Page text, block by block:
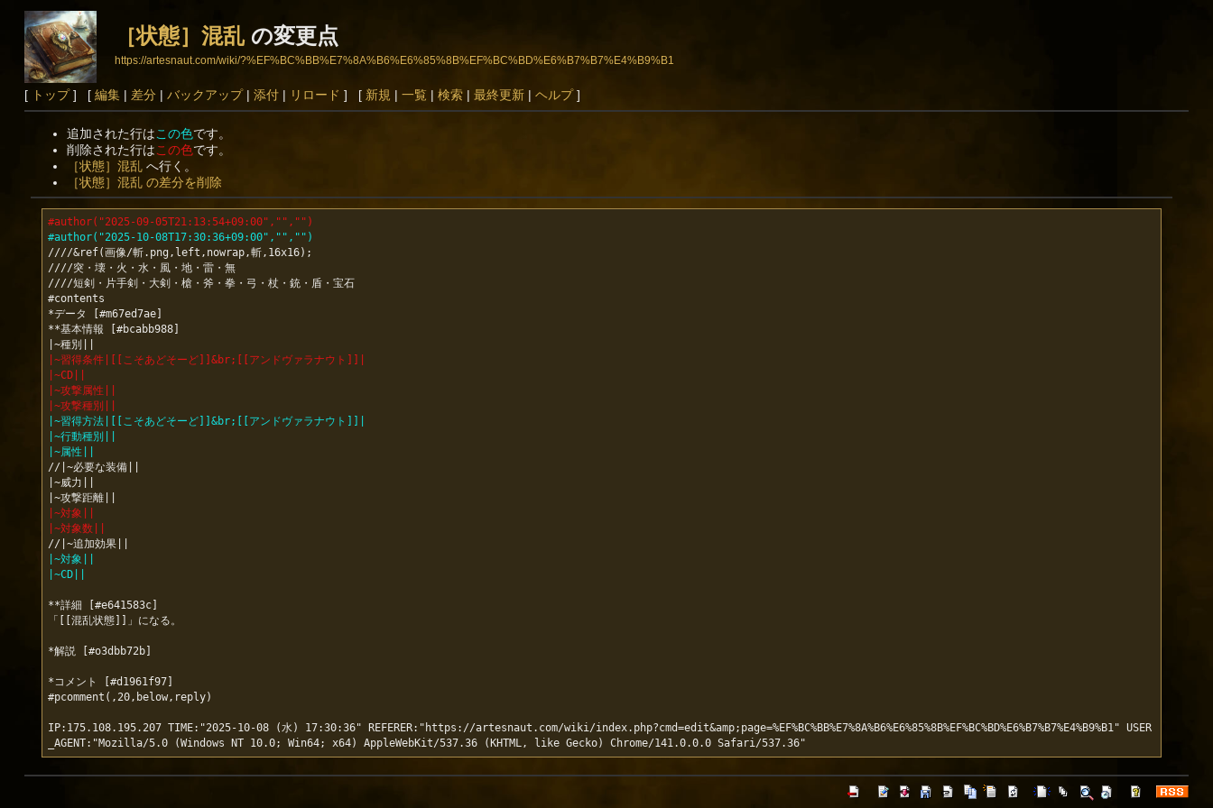
［状態］混乱の変更点
https://artesnaut.com/wiki/?%EF%BC%BB%E7%8A%B6%E6%85%8B%EF%BC%BD%E6%B7%B7%E4%B9%B1
[ トップ] [ 編集| 差分| バックアップ| 添付| リロード ] [ 新規 | 一覧 | 検索| 最終更新| ヘルプ]
追加された行はこの色です。
削除された行はこの色です。
［状態］混乱 へ行く。
［状態］混乱 の差分を削除
#author("2025-09-05T21:13:54+09:00","","")
#author("2025-10-08T17:30:36+09:00","","")
////&ref(画像/斬.png,left,nowrap,斬,16x16);
////突・壊・火・水・風・地・雷・無
////短剣・片手剣・大剣・槍・斧・拳・弓・杖・銃・盾・宝石
#contents
*データ [#m67ed7ae]
**基本情報 [#bcabb988]
|~習得条件|[[こそあどそーど]]&br;[[アンドヴァラナウト]]|
|~CD||
|~攻撃属性||
|~攻撃種別||
|~習得方法|[[こそあどそーど]]&br;[[アンドヴァラナウト]]|
|~行動種別||
|~属性||
//|~必要な装備||
|~威力||
|~対象||
|~対象数||
|~対象||
|~CD||
**詳細 [#e641583c]
「[[混乱状態]]」になる。
*解説 [#o3dbb72b]
*コメント [#d1961f97]
#pcomment(,20,below,reply)
IP:175.108.195.207 TIME:"2025-10-08 (水) 17:30:36" REFERER:"https://artesnaut.com/wiki/index.php?cmd=edit&amp;page=%EF%BC%BB%E7%8A%B6%E6%85%8B%EF%BC%BD%E6%B7%B7%E4%B9%B1" USER